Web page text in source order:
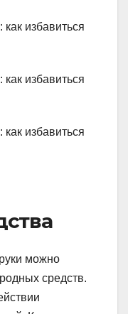
можно
средств.